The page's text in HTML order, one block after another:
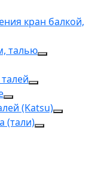
кран балкой,
талью
(Katsu)
(тали)